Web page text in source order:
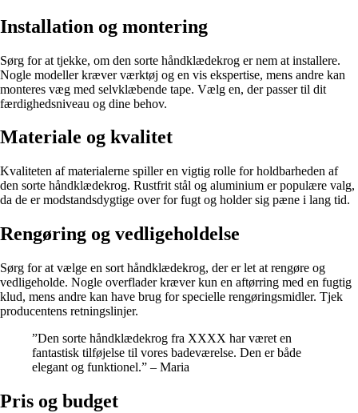
Installation og montering
Sørg for at tjekke, om den sorte håndklædekrog er nem at installere.
Nogle modeller kræver værktøj og en vis ekspertise, mens andre kan
monteres væg med selvklæbende tape. Vælg en, der passer til dit
færdighedsniveau og dine behov.
Materiale og kvalitet
Kvaliteten af materialerne spiller en vigtig rolle for holdbarheden af
den sorte håndklædekrog. Rustfrit stål og aluminium er populære valg,
da de er modstandsdygtige over for fugt og holder sig pæne i lang tid.
Rengøring og vedligeholdelse
Sørg for at vælge en sort håndklædekrog, der er let at rengøre og
vedligeholde. Nogle overflader kræver kun en aftørring med en fugtig
klud, mens andre kan have brug for specielle rengøringsmidler. Tjek
producentens retningslinjer.
”Den sorte håndklædekrog fra XXXX har været en
fantastisk tilføjelse til vores badeværelse. Den er både
elegant og funktionel.” – Maria
Pris og budget